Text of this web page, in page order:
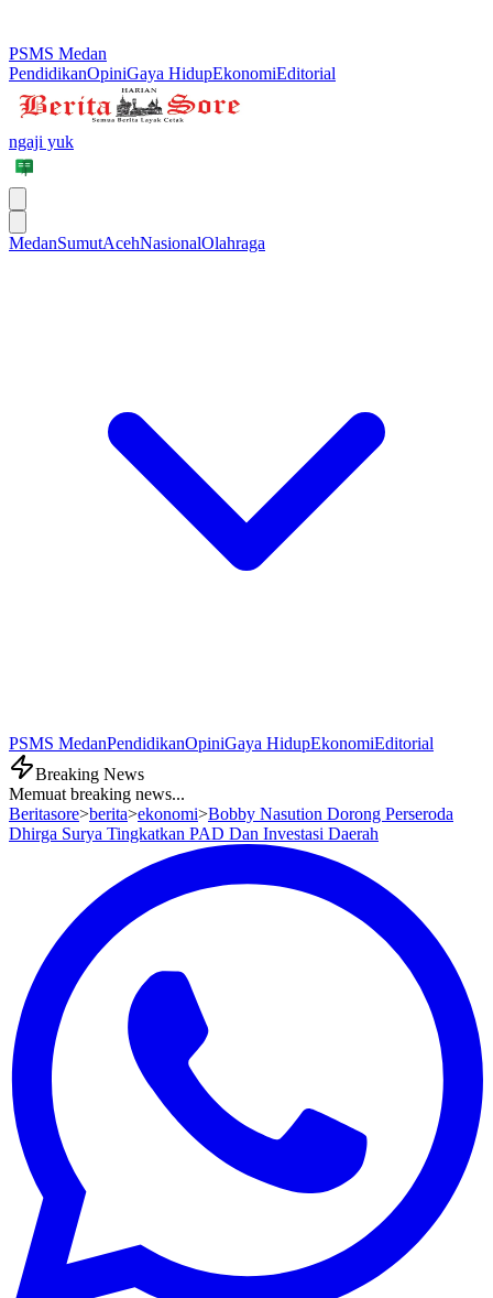
PSMS Medan
PendidikanOpiniGaya HidupEkonomiEditorial
ngaji yuk
MedanSumutAcehNasionalOlahraga
PSMS MedanPendidikanOpiniGaya HidupEkonomiEditorial
Breaking News
Memuat breaking news...
Beritasore>berita>ekonomi>Bobby Nasution Dorong Perseroda
Dhirga Surya Tingkatkan PAD Dan Investasi Daerah